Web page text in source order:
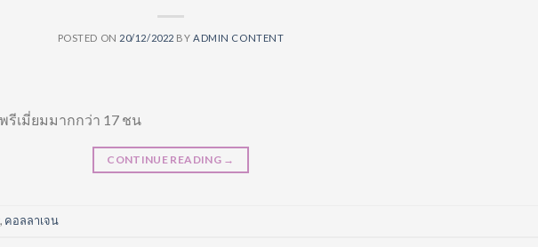
POSTED ON 20/12/2022 BYADMIN CONTENT
รีเมี่ยมมากกว่า 17 ชน
CONTINUE READING →
, คอลลาเจน